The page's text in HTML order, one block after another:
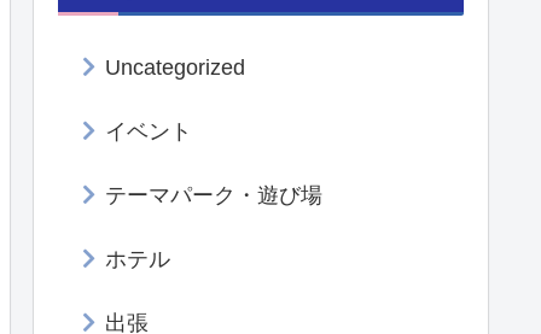
Uncategorized
イベント
テーマパーク・遊び場
ホテル
出張